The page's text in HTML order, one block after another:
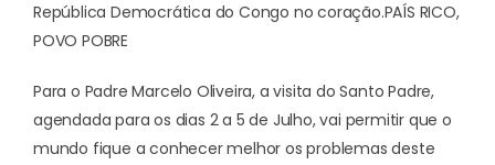
República Democrática do Congo no coração.PAÍS RICO,
POVO POBRE
Para o Padre Marcelo Oliveira, a visita do Santo Padre,
agendada para os dias 2 a 5 de Julho, vai permitir que o
mundo fique a conhecer melhor os problemas deste